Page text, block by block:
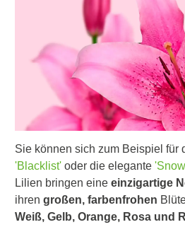
Sie können sich zum Beispiel für
'Blacklist' oder die elegante
Lilien bringen eine einzigartige
ihren großen, farbenfrohen
Weiß, Gelb, Orange, Rosa und